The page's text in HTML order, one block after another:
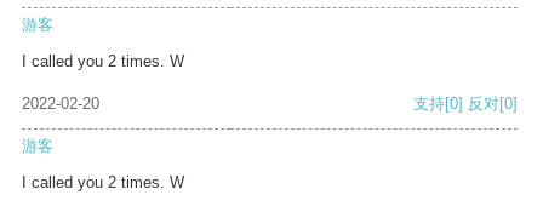
游客
I called you 2 times. W
2022-02-20 支持[0] 反对[0]
游客
I called you 2 times. W